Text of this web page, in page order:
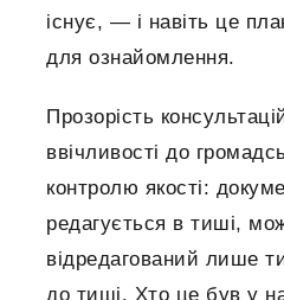
існує, — і навіть це
для ознайомлення.
Прозорість
ввічливості до
контролю якості:
редагується в тиші,
відредагований лише
до тиші. Хто це був у